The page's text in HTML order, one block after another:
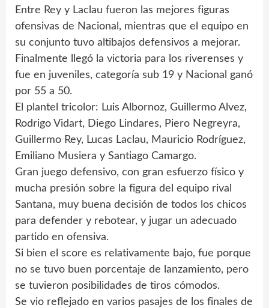
Entre Rey y Laclau fueron las mejores figuras
ofensivas de Nacional, mientras que el equipo en
su conjunto tuvo altibajos defensivos a mejorar.
Finalmente llegó la victoria para los riverenses y
fue en juveniles, categoría sub 19 y Nacional ganó
por 55 a 50.
El plantel tricolor: Luis Albornoz, Guillermo Alvez,
Rodrigo Vidart, Diego Lindares, Piero Negreyra,
Guillermo Rey, Lucas Laclau, Mauricio Rodríguez,
Emiliano Musiera y Santiago Camargo.
Gran juego defensivo, con gran esfuerzo físico y
mucha presión sobre la figura del equipo rival
Santana, muy buena decisión de todos los chicos
para defender y rebotear, y jugar un adecuado
partido en ofensiva.
Si bien el score es relativamente bajo, fue porque
no se tuvo buen porcentaje de lanzamiento, pero
se tuvieron posibilidades de tiros cómodos.
Se vio reflejado en varios pasajes de los finales de